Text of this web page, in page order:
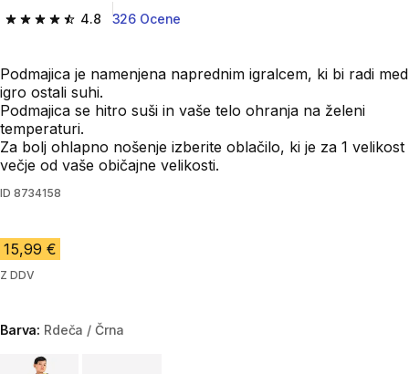
4.8
4.8 od 5 zvezdic from 326 ocene
326 Ocene
Podmajica je namenjena naprednim igralcem, ki bi radi med
igro ostali suhi.
Podmajica se hitro suši in vaše telo ohranja na želeni
temperaturi.
Za bolj ohlapno nošenje izberite oblačilo, ki je za 1 velikost
večje od vaše običajne velikosti.
ID 8734158
15,99 €
Z DDV
Barva: Rdeča / Črna
Choose a variant